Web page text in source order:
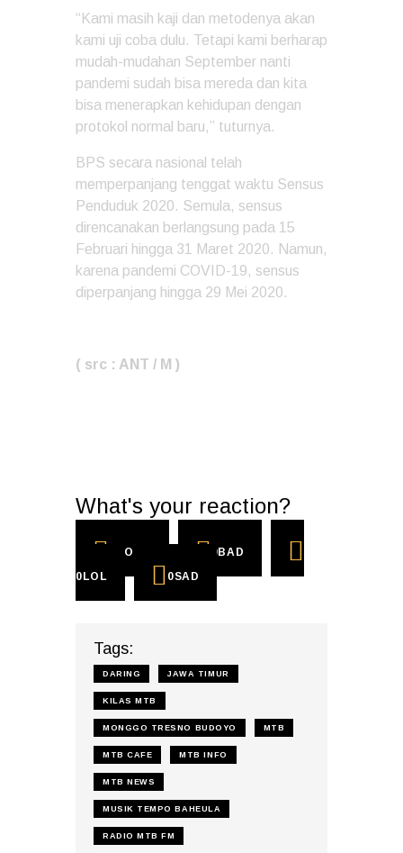
“Kami masih kaji dan metodenya akan
kami uji coba dulu. Tetapi kami berharap
mudah-mudahan September nanti
pandemi sudah bisa mereda dan kita
bisa menerapkan kehidupan dengan
protokol normal baru,” tuturnya.
BPS secara nasional telah
memperpanjang tenggat waktu Sensus
Penduduk 2020. Semula, sensus
direncanakan berlangsung pada 15
Februari hingga 31 Maret 2020. Namun,
karena pandemi COVID-19, sensus
diperpanjang hingga 29 Mei 2020.
( src : ANT / M )
What's your reaction?
COOL 0BAD
0 LOL 0SAD
Tags:
DARING JAWA TIMUR
KILAS MTB
MONGGO TRESNO BUDOYO MTB
MTB CAFE MTB INFO
MTB NEWS
MUSIK TEMPO BAHEULA
RADIO MTB FM